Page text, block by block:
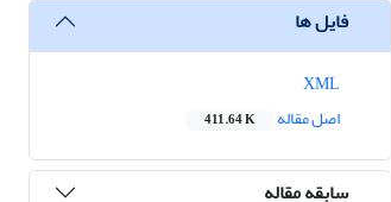
فایل ها
اصل مقاله
411.64 K
سابقه مقاله